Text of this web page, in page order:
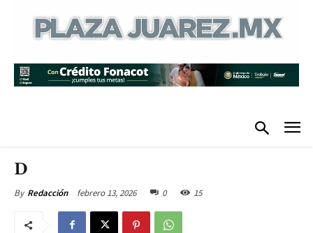
D
By Redacción febrero 13, 2026 0 15